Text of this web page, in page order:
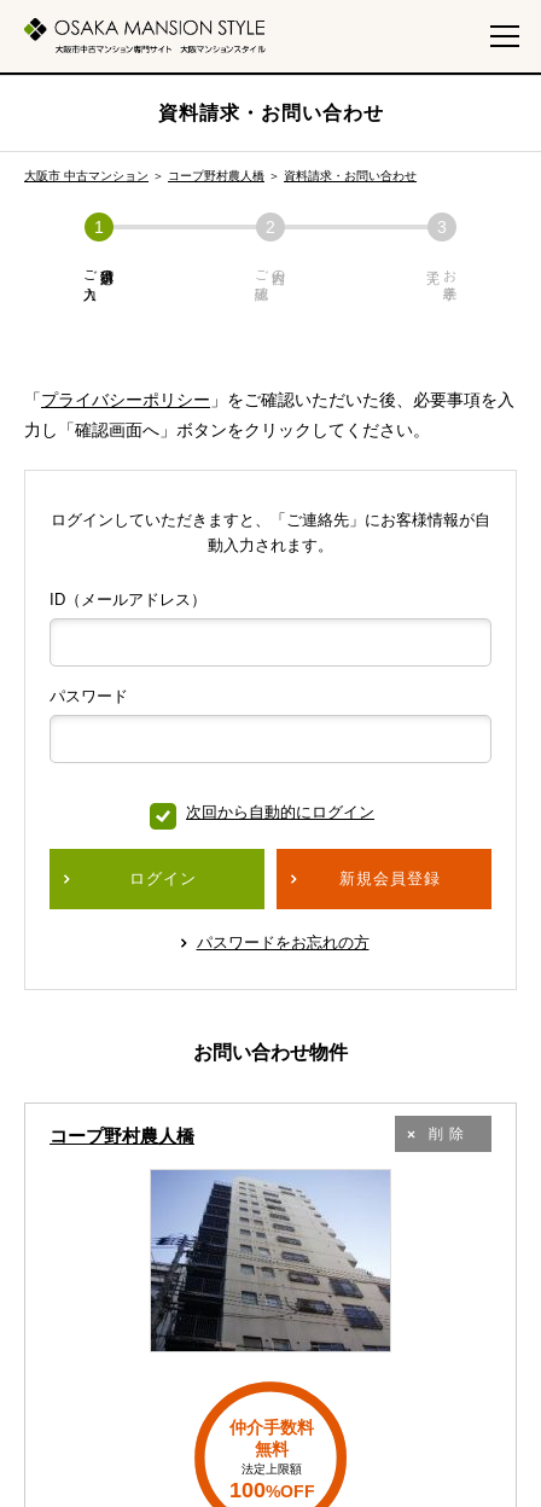
資料請求・お問い合わせ
大阪市 中古マンション ＞ コープ野村農人橋 ＞ 資料請求・お問い合わせ
必須項目の
ご入力 内容の
ご確認 お手続き
「プライバシーポリシー 」をご確認いただいた後、必要事項を入
力し「確認画面へ」ボタンをクリックしてください。
ログインしていただきますと、「ご連絡先」にお客様情報が自
動入力されます。
ID（メールアドレス）
パスワード
次回から自動的にログイン
ログイン 新規会員登録
パスワードをお忘れの方
お問い合わせ物件
コープ野村農人橋 削除
仲介手数料
無料
法定上限額
100%OFF